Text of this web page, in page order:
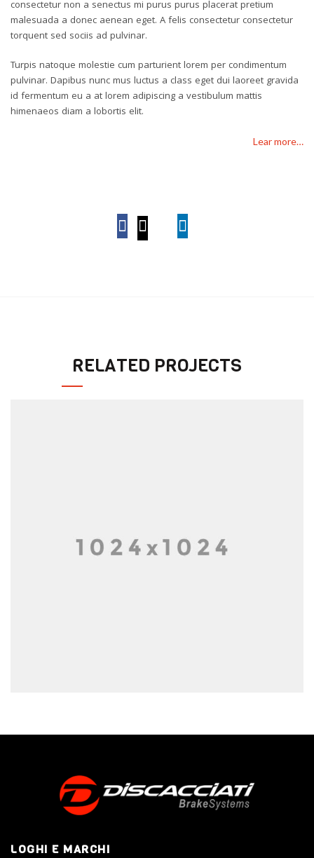
consectetur non a senectus mi purus purus placerat pretium
malesuada a donec aenean eget. A felis consectetur consectetur
torquent sed sociis ad pulvinar.
Turpis natoque molestie cum parturient lorem per condimentum
pulvinar. Dapibus nunc mus luctus a class eget dui laoreet gravida
id fermentum eu a at lorem adipiscing a vestibulum mattis
himenaeos diam a lobortis elit.
Lear more…
RELATED PROJECTS
LOGHI E MARCHI